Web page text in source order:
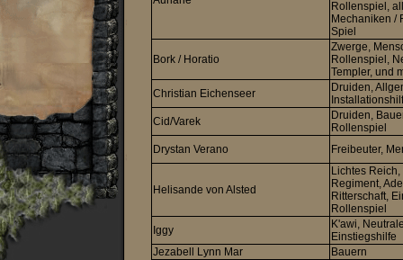
Rollenspiel,
Mechaniken /
Spiel
Bork / Horatio
Zwerge,
Rollenspiel,
Templer, und
Christian Eichenseer
Druiden,
Cid/Varek
Druiden,
Rollenspiel
Drystan Verano
Freibeuter,
Helisande von Alsted
Lichtes
Regiment,
Ritterschaft,
Rollenspiel
Iggy
K'awi,
Einstiegshilfe
Jezabell Lynn Mar
Bauern